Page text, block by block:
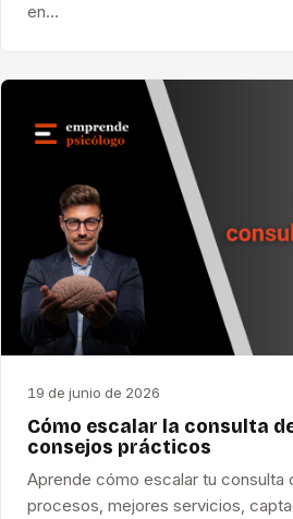
en…
19 de junio de 2026
Cómo escalar la consulta
consejos prácticos
Aprende cómo escalar tu consulta
procesos, mejores servicios,